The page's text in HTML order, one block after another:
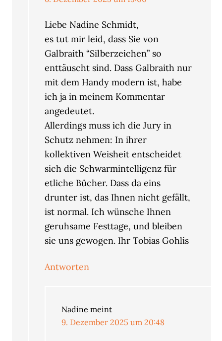
Liebe Nadine Schmidt,
es tut mir leid, dass Sie von
Galbraith “Silberzeichen” so
enttäuscht sind. Dass Galbraith nur
mit dem Handy modern ist, habe
ich ja in meinem Kommentar
angedeutet.
Allerdings muss ich die Jury in
Schutz nehmen: In ihrer
kollektiven Weisheit entscheidet
sich die Schwarmintelligenz für
etliche Bücher. Dass da eins
drunter ist, das Ihnen nicht gefällt,
ist normal. Ich wünsche Ihnen
geruhsame Festtage, und bleiben
sie uns gewogen. Ihr Tobias Gohlis
Antworten
Nadine meint
9. Dezember 2025 um 20:48